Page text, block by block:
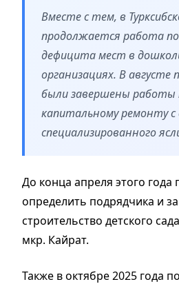
Вместе с тем, в
продолжается работа
дефицита мест в
организациях. В августе
были завершены работы
капитальному ремонту с
специализированного
До конца апреля этого года
определить подрядчика и
строительство детского
мкр. Кайрат.
Также в октябре 2025 года